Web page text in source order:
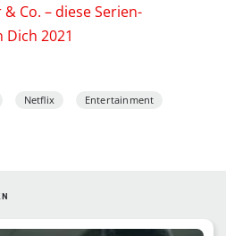
Co. – diese Serien-
2021
Netflix Entertainment